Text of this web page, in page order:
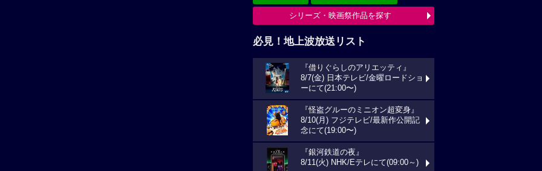
シリーズ・映画祭作品を探す
必見！地上波放送リスト
『借りぐらしのアリエッティ』
8/7(金) 日本テレビ/金曜ロードショ
ーにて(21:00〜)
『怪盗グルーのミニオン超変身』
8/10(月) フジテレビ/最新作公開記
念にて(19:00〜)
『銀河鉄道の夜』
8/11(火) NHK/Eテレにて(09:00～)